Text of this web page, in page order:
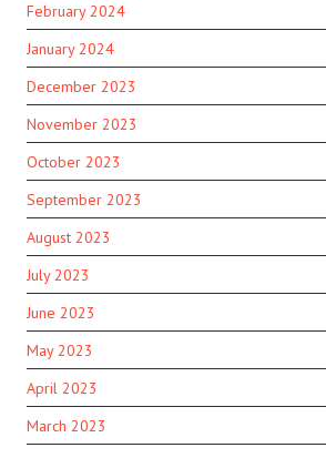
February 2024
January 2024
December 2023
November 2023
October 2023
September 2023
August 2023
July 2023
June 2023
May 2023
April 2023
March 2023